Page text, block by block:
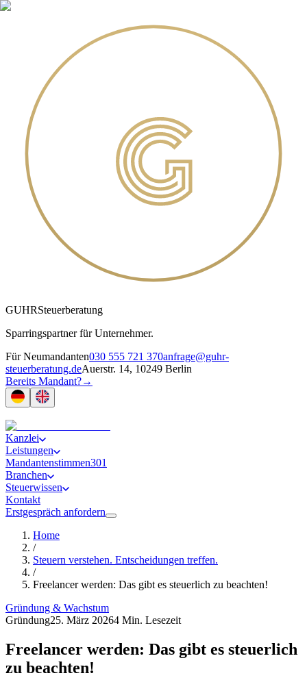
GUHRSteuerberatung
Sparringspartner für Unternehmer.
Für Neumandanten030 555 721 370anfrage@guhr-
steuerberatung.deAuerstr. 14, 10249 Berlin
Bereits Mandant?→
Kanzlei
Leistungen
Mandantenstimmen301
Branchen
Steuerwissen
Kontakt
Erstgespräch anfordern
Home
/
Steuern verstehen. Entscheidungen treffen.
/
Freelancer werden: Das gibt es steuerlich zu beachten!
Gründung & Wachstum
Gründung25. März 20264 Min. Lesezeit
Freelancer werden: Das gibt es steuerlich
zu beachten!